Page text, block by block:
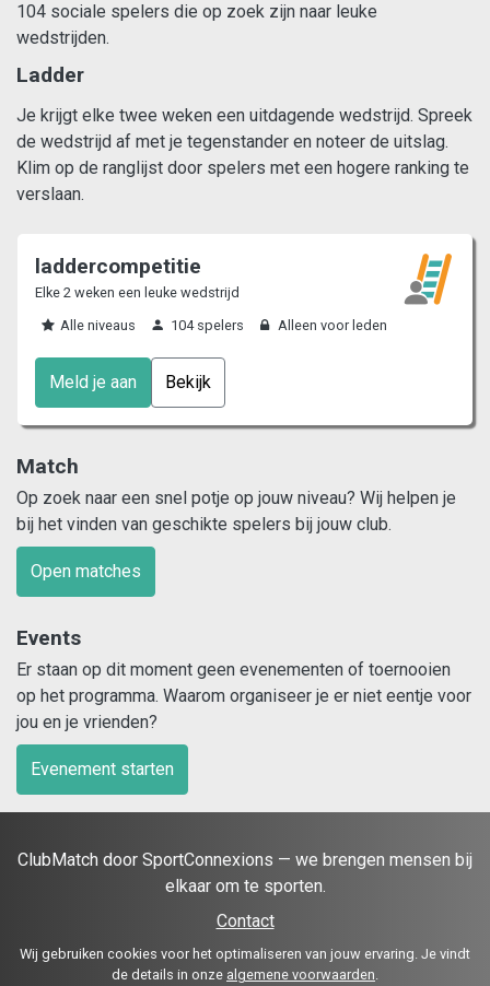
104 sociale spelers die op zoek zijn naar leuke
wedstrijden.
Ladder
Je krijgt elke twee weken een uitdagende wedstrijd. Spreek
de wedstrijd af met je tegenstander en noteer de uitslag.
Klim op de ranglijst door spelers met een hogere ranking te
verslaan.
laddercompetitie
Elke 2 weken een leuke wedstrijd
Alle niveaus
104 spelers Alleen voor leden
Meld je aan Bekijk
Match
Op zoek naar een snel potje op jouw niveau? Wij helpen je
bij het vinden van geschikte spelers bij jouw club.
Open matches
Events
Er staan op dit moment geen evenementen of toernooien
op het programma. Waarom organiseer je er niet eentje voor
jou en je vrienden?
Evenement starten
ClubMatch door SportConnexions — we brengen mensen bij
elkaar om te sporten.
Contact
Wij gebruiken cookies voor het optimaliseren van jouw ervaring. Je vindt
de details in onze algemene voorwaarden.